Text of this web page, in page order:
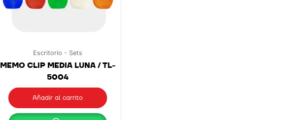
Escritorio - Sets
MEMO CLIP MEDIA LUNA / TL-
5004
Añadir al carrito